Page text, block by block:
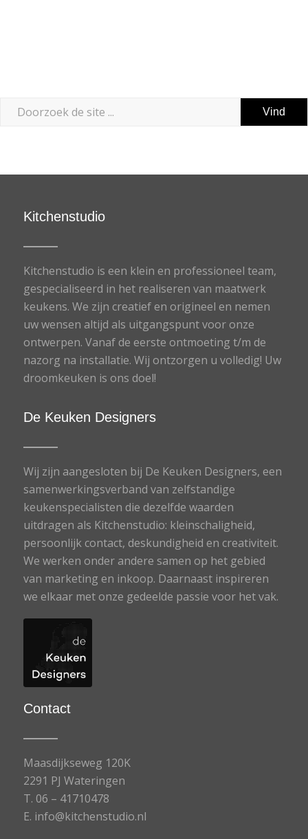
Kitchenstudio
Kitchenstudio is een klein en professioneel team,
gespecialiseerd in het realiseren van maatwerk
keukens. We zijn creatief en origineel en nemen
uw wensen altijd als uitgangspunt voor onze
ontwerpen. Vanaf de eerste ontmoeting t/m de
nazorg na installatie. Wij ontzorgen u volledig! Uw
droomkeuken is ons doel!
De Keuken Designers
Wij zijn aangesloten bij De Keuken Designers, een
samenwerkingsverband van zelfstandige
keukenspecialisten die dezelfde waarden
uitdragen als Kitchenstudio: kleinschaligheid,
persoonlijk contact, deskundigheid en creativiteit.
We werken onder andere samen op het gebied
van marketing en inkoop. Daarnaast inspireren
we elkaar met onze gedeelde passie voor het vak.
Contact
Maasdijkseweg 120K
2291 PJ Wateringen
T. 06 – 41710478
E. info@kitchenstudio.nl